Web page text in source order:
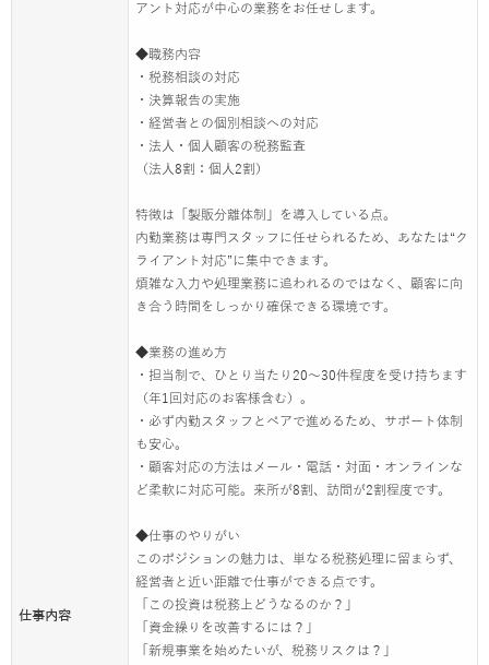
仕事内容
アント対応が中心の業務をお任せします。
◆職務内容
・税務相談の対応
・決算報告の実施
・経営者との個別相談への対応
・法人・個人顧客の税務監査
（法人8割：個人2割）
特徴は「製販分離体制」を導入している点。
内勤業務は専門スタッフに任せられるため、あなたは“ク
ライアント対応”に集中できます。
煩雑な入力や処理業務に追われるのではなく、顧客に向
き合う時間をしっかり確保できる環境です。
◆業務の進め方
・担当制で、ひとり当たり20〜30件程度を受け持ちます
（年1回対応のお客様含む）。
・必ず内勤スタッフとペアで進めるため、サポート体制
も安心。
・顧客対応の方法はメール・電話・対面・オンラインな
ど柔軟に対応可能。来所が8割、訪問が2割程度です。
◆仕事のやりがい
このポジションの魅力は、単なる税務処理に留まらず、
経営者と近い距離で仕事ができる点です。
「この投資は税務上どうなるのか？」
「資金繰りを改善するには？」
「新規事業を始めたいが、税務リスクは？」